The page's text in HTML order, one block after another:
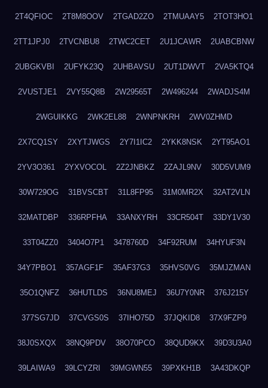
2T4QFIOC 2T8M8OOV 2TGAD2ZO 2TMUAAY5 2TOT3HO1
2TT1JPJ0 2TVCNBU8 2TWC2CET 2U1JCAWR 2UABCBNW
2UBGKVBI 2UFYK23Q 2UHBAVSU 2UT1DWVT 2VA5KTQ4
2VUSTJE1 2VY55Q8B 2W29565T 2W496244 2WADJS4M
2WGUIKKG 2WK2EL88 2WNPNKRH 2WV0ZHMD
2X7CQ1SY 2XYTJWGS 2Y7I1IC2 2YKK8NSK 2YT95AO1
2YV3O361 2YXVOCOL 2Z2JNBKZ 2ZAJL9NV 30D5VUM9
30W729OG 31BVSCBT 31L8FP95 31M0MR2X 32AT2VLN
32MATDBP 336RPFHA 33ANXYRH 33CR504T 33DY1V30
33T04ZZ0 3404O7P1 3478760D 34F92RUM 34HYUF3N
34Y7PBO1 357AGF1F 35AF37G3 35HVS0VG 35MJZMAN
35O1QNFZ 36HUTLDS 36NU8MEJ 36U7Y0NR 376J215Y
377SG7JD 37CVGS0S 37IHO75D 37JQKID8 37X9FZP9
38J0SXQX 38NQ9PDV 38O70PCO 38QUD9KX 39D3U3A0
39LAIWA9 39LCYZRI 39MGWN55 39PXKH1B 3A43DKQP